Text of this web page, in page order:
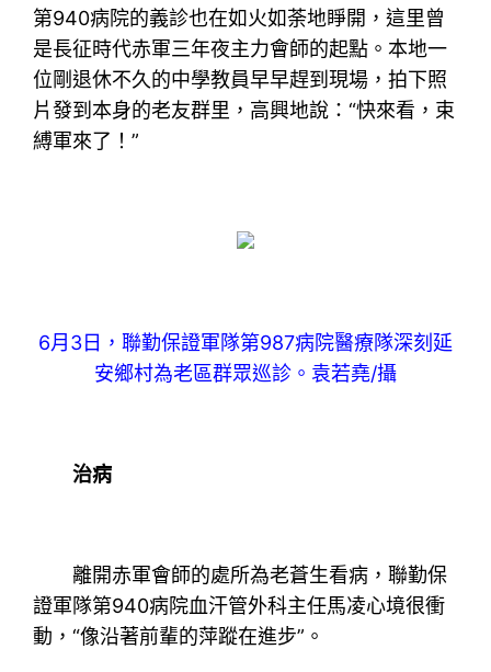
第940病院的義診也在如火如荼地睜開，這里曾
是長征時代赤軍三年夜主力會師的起點。本地一
位剛退休不久的中學教員早早趕到現場，拍下照
片發到本身的老友群里，高興地說：“快來看，束
縛軍來了！”
6月3日，聯勤保證軍隊第987病院醫療隊深刻延
安鄉村為老區群眾巡診。袁若堯/攝
治病
離開赤軍會師的處所為老蒼生看病，聯勤保
證軍隊第940病院血汗管外科主任馬凌心境很衝
動，“像沿著前輩的萍蹤在進步”。